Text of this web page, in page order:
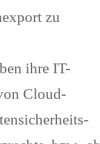
zu
ihre IT-
Cloud-